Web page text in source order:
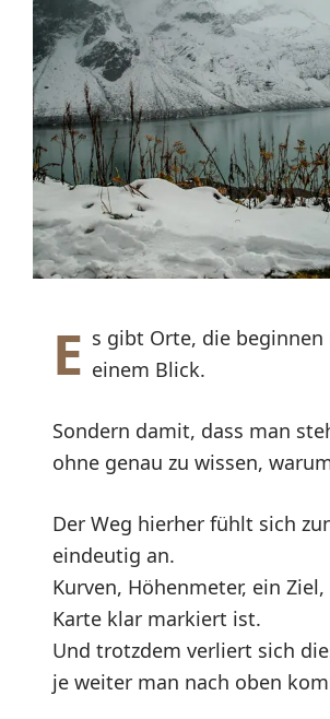
E s gibt Orte, die
einem Blick.
Sondern damit, dass man
ohne genau zu wissen,
Der Weg hierher fühlt sich
eindeutig an.
Kurven, Höhenmeter, ein
Karte klar markiert ist.
Und trotzdem verliert sich
je weiter man nach oben